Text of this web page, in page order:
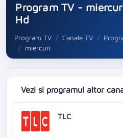
Program TV -
Hd
Program TV Canale TV
miercuri
Vezi si programul altor
TLC